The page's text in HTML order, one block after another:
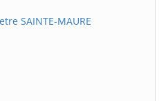
SAINTE-MAURE